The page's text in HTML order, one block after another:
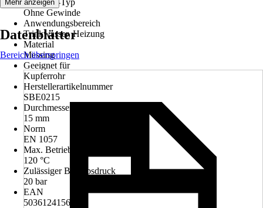
Gewinde-Typ
Ohne Gewinde
Anwendungsbereich
Trinkwasser, Heizung
Material
Messing
Geeignet für
Kupferrohr
Herstellerartikelnummer
SBE0215
Durchmesser
15 mm
Norm
EN 1057
Max. Betriebstemperatur
120 °C
Zulässiger Betriebsdruck
20 bar
EAN
5036124156311
Mehr anzeigen
Datenblätter
Bereich überspringen